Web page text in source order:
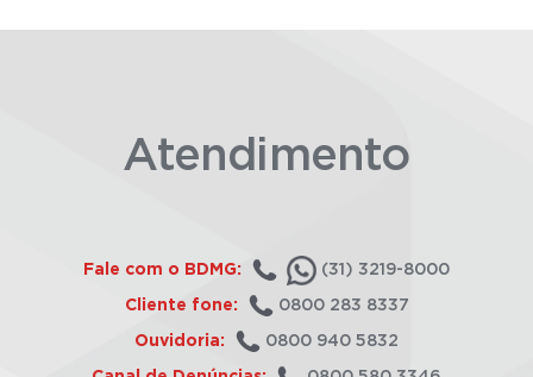
Atendimento
Fale com o BDMG: (31) 3219-8000
Cliente fone: 0800 283 8337
Ouvidoria: 0800 940 5832